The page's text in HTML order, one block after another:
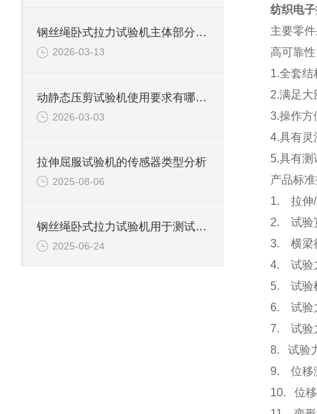
钢丝绳卧式拉力试验机主体部分及作用
2026-03-13
动静态压剪试验机使用要求有哪些？
2026-03-03
拉伸屈服试验机的传感器类型分析
2025-08-06
钢丝绳卧式拉力试验机用于测试钢丝绳、钢丝、电缆等材料拉伸性能
2025-06-24
纺织电
主要零
高可靠
1.全套结
2.满足大
3.操作方
4.具有灵
5.具有测
产品标
1. 拉伸/
2. 试验
3. 横梁
4. 试验
5. 试验
6. 试验
7. 试验
8. 试验
9. 位移
10. 位移